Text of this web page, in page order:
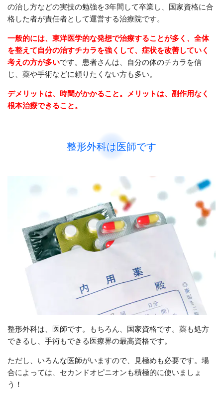
の治し方などの実技の勉強を3年間して卒業し、国家資格に合
格した者が責任者として運営する治療院です。
一般的には、東洋医学的な発想で治療することが多く、全体
を整えて自分の治すチカラを強くして、症状を改善していく
考えの方が多いです。患者さんは、自分の体のチカラを信
じ、薬や手術などに頼りたくない方も多い。
デメリットは、時間がかかること。メリットは、副作用なく
根本治療できること。
整形外科は医師です
整形外科は、医師です。もちろん、国家資格です。薬も処方
できるし、手術もできる医療界の最高資格です。
ただし、いろんな医師がいますので、見極めも必要です。場
合によっては、セカンドオピニオンも積極的に使いましょ
う！